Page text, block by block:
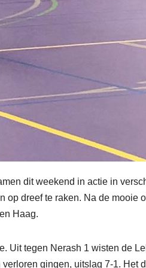
dit weekend in actie in
op dreef te raken. Na de mooie
Haag.
Uit tegen Nerash 1 wisten de
gingen, uitslag 7-1. Het